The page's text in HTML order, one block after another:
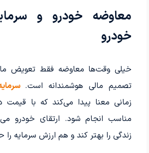
معاوضه خودرو و
خودرو
خیلی وقت‌ها معاوضه فقط تعویض
تصمیم مالی هوشمندانه است.
زمانی معنا پیدا می‌کند که با
مناسب انجام شود. ارتقای خودرو
زندگی را بهتر کند و هم ارزش سرمایه